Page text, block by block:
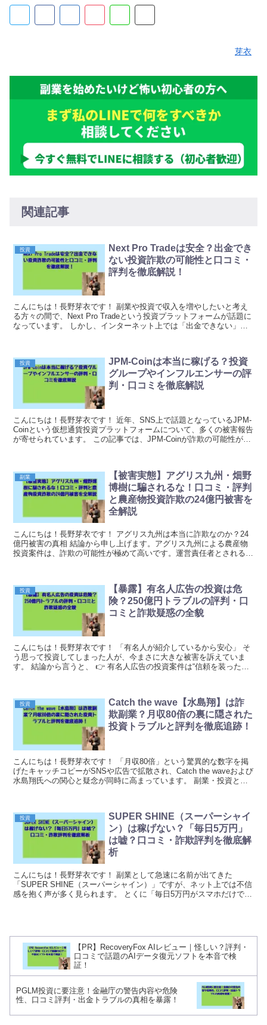
芽衣
関連記事
投資
Next Pro Tradeは安全？出金でき
ない投資詐欺の可能性と口コミ・
評判を徹底解説！
こんにちは！長野芽衣です！ 副業や投資で収入を増やしたいと考え
る方々の間で、Next Pro Tradeという投資プラットフォームが話題に
なっています。 しかし、インターネット上では「出金できない」
投資
JPM-Coinは本当に稼げる？投資
グループやインフルエンサーの評
判・口コミを徹底解説
こんにちは！長野芽衣です！ 近年、SNS上で話題となっているJPM-
Coinという仮想通貨投資プラットフォームについて、多くの被害報告
が寄せられています。 この記事では、JPM-Coinが詐欺の可能性が極
副業
【被害実態】アグリス九州・畑野
博樹に騙されるな！口コミ・評判
と農産物投資詐欺の24億円被害を
全解説
こんにちは！長野芽衣です！ アグリス九州は本当に詐欺なのか？24
億円被害の真相 結論から申し上げます。アグリス九州による農産物
投資案件は、詐欺の可能性が極めて高いです。運営責任者とされる畑
投資
【暴露】有名人広告の投資は危
険？250億円トラブルの評判・口
コミと詐欺疑惑の全貌
こんにちは！長野芽衣です！ 「有名人が紹介しているから安心」 そ
う思って投資してしまった人が、今まさに大きな被害を訴えていま
す。 結論から言うと、 👉 有名人広告の投資案件は“信頼を装った詐
投資
Catch the wave【水島翔】は詐
欺副業？月収80倍の裏に隠された
投資トラブルと評判を徹底追跡！
こんにちは！長野芽衣です！ 「月収80倍」という驚異的な数字を掲
げたキャッチコピーがSNSや広告で拡散され、Catch the waveおよび
水島翔氏への関心と疑念が同時に高まっています。 副業・投資とし
投資
SUPER SHINE（スーパーシャイ
ン）は稼げない？「毎日5万円」
は嘘？口コミ・詐欺評判を徹底解
析
こんにちは！長野芽衣です！ 副業として急速に名前が出てきた
「SUPER SHINE（スーパーシャイン）」ですが、ネット上では不信
感を抱く声が多く見られます。 とくに「毎日5万円がスマホだけで狙
【PR】RecoveryFox AIレビュー｜怪しい？評判・
口コミで話題のAIデータ復元ソフトを本音で検
証！
PGLM投資に要注意！金融庁の警告内容や危険
性、口コミ評判・出金トラブルの真相を暴露！